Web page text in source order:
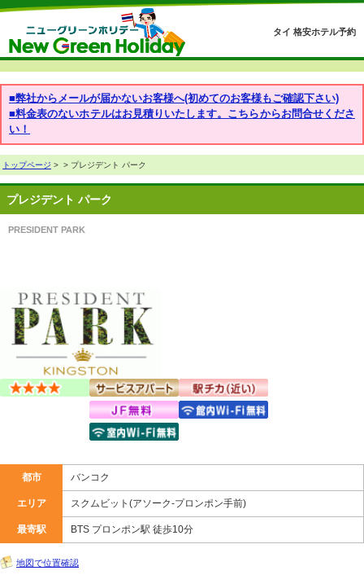
タイ 格安ホテル予約
■弊社からメールが届かないお客様へ(初めてのお客様もご確認下さい)
■料金表のないホテルはお見積りいたします。こちらからお問合せくださ
い！
トップページ > > プレジデント パーク
プレジデント パーク
PRESIDENT PARK
都市 バンコク
エリア スクムビット(アソーク-プロンポン手前)
最寄駅 BTS プロンポン駅 徒歩10分
地図で位置確認